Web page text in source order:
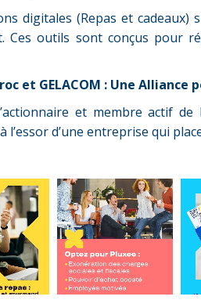
digitales (Repas et
Ces outils sont conçus pour
et GELACOM : Une Alliance
et membre actif de
l’essor d’une entreprise qui